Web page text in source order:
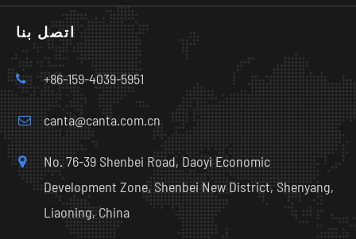
اتصل بنا
+86-159-4039-5951
canta@canta.com.cn
No. 76-39 Shenbei Road, Daoyi Economic
Development Zone, Shenbei New District, Shenyang,
Liaoning, China